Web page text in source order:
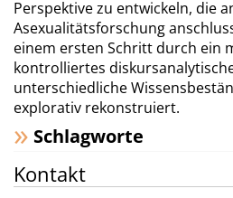
Perspektive zu entwickeln, die
Asexualitätsforschung
einem ersten Schritt durch ein
kontrolliertes
unterschiedliche
explorativ rekonstruiert.
Schlagworte
Kontakt